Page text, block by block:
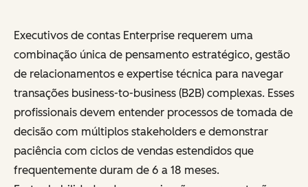
Executivos de contas Enterprise requerem uma
combinação única de pensamento estratégico, gestão
de relacionamentos e expertise técnica para navegar
transações business-to-business (B2B) complexas. Esses
profissionais devem entender processos de tomada de
decisão com múltiplos stakeholders e demonstrar
paciência com ciclos de vendas estendidos que
frequentemente duram de 6 a 18 meses.